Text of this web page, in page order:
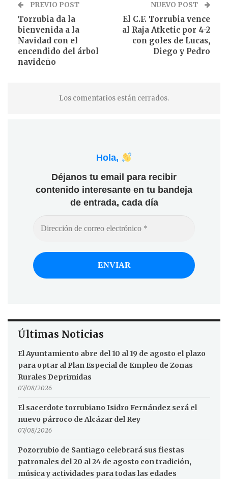
PREVIO POST
Torrubia da la
bienvenida a la
Navidad con el
encendido del árbol
navideño
NUEVO POST
El C.F. Torrubia vence
al Raja Atketic por 4-2
con goles de Lucas,
Diego y Pedro
Los comentarios están cerrados.
Hola,
Déjanos tu email para recibir
contenido interesante en tu bandeja
de entrada, cada día
Últimas Noticias
El Ayuntamiento abre del 10 al 19 de agosto el plazo
para optar al Plan Especial de Empleo de Zonas
Rurales Deprimidas
07/08/2026
El sacerdote torrubiano Isidro Fernández será el
nuevo párroco de Alcázar del Rey
07/08/2026
Pozorrubio de Santiago celebrará sus fiestas
patronales del 20 al 24 de agosto con tradición,
música y actividades para todas las edades